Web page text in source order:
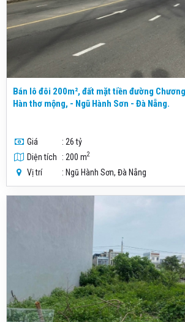
Bán lô đôi 200m², đất mặt tiền đường
Hàn thơ mộng, - Ngũ Hành Sơn - Đà Nẵng.
Giá
: 26 tỷ
Diện tích
: 200 m2
Vị trí : Ngũ Hành Sơn, Đà Nẵng